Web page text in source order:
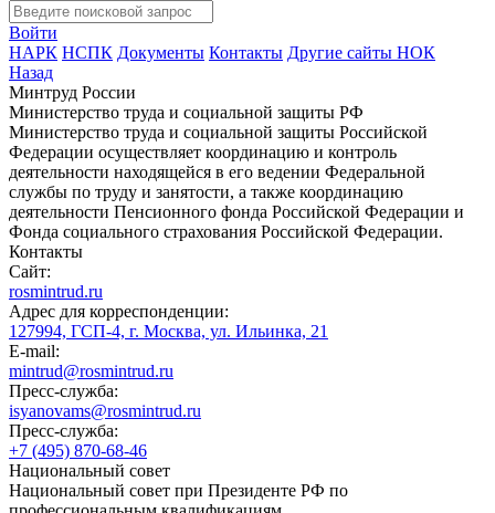
Войти
НАРК НСПК Документы Контакты Другие сайты НОК
Назад
Минтруд России
Министерство труда и социальной защиты РФ
Министерство труда и социальной защиты Российской
Федерации осуществляет координацию и контроль
деятельности находящейся в его ведении Федеральной
службы по труду и занятости, а также координацию
деятельности Пенсионного фонда Российской Федерации и
Фонда социального страхования Российской Федерации.
Контакты
Сайт:
rosmintrud.ru
Адрес для корреспонденции:
127994, ГСП-4, г. Москва, ул. Ильинка, 21
E-mail:
mintrud@rosmintrud.ru
Пресс-служба:
isyanovams@rosmintrud.ru
Пресс-служба:
+7 (495) 870-68-46
Национальный совет
Национальный совет при Президенте РФ по